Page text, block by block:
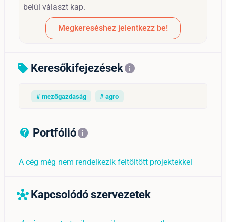
belül választ kap.
Megkereséshez jelentkezz be!
sell Keresőkifejezésekinfo
# mezőgazdaság # agro
contact_support_outline
Portfólióinfo
A cég még nem rendelkezik feltöltött projektekkel
hub Kapcsolódó szervezetek